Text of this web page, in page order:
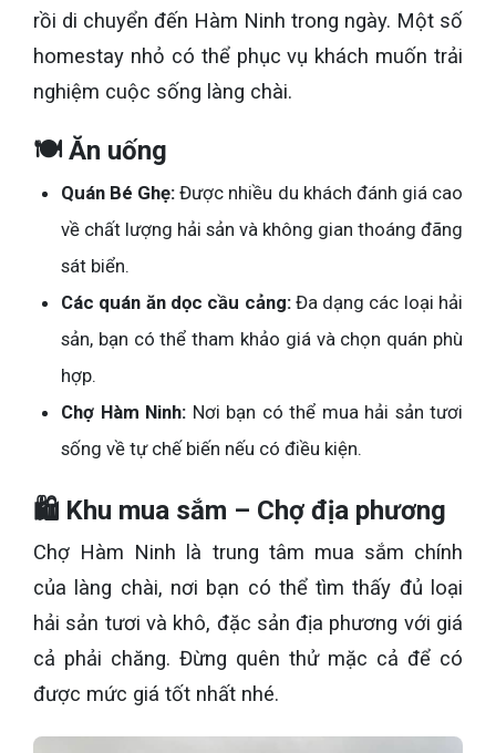
rồi di chuyển đến Hàm Ninh trong ngày. Một số
homestay nhỏ có thể phục vụ khách muốn trải
nghiệm cuộc sống làng chài.
🍽️ Ăn uống
Quán Bé Ghẹ: Được nhiều du khách đánh giá cao
về chất lượng hải sản và không gian thoáng đãng
sát biển.
Các quán ăn dọc cầu cảng:Đa dạng các loại hải
sản, bạn có thể tham khảo giá và chọn quán phù
hợp.
Chợ Hàm Ninh: Nơi bạn có thể mua hải sản tươi
sống về tự chế biến nếu có điều kiện.
🛍️ Khu mua sắm – Chợ địa phương
Chợ Hàm Ninh là trung tâm mua sắm chính
của làng chài, nơi bạn có thể tìm thấy đủ loại
hải sản tươi và khô, đặc sản địa phương với giá
cả phải chăng. Đừng quên thử mặc cả để có
được mức giá tốt nhất nhé.